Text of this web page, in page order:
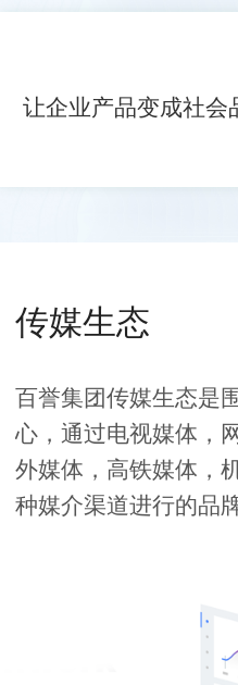
传媒生态
百誉集团传媒生态是
心，通过电视媒体，
外媒体，高铁媒体，
种媒介渠道进行的品
让企业产品变成社会